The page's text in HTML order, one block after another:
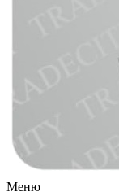
Меню